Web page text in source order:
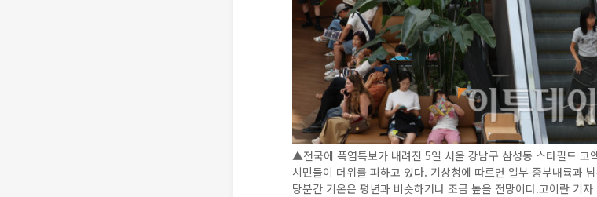
▲전국에 폭염특보가 내려진 5일 서울 강남구 삼성동 스타필드 코
시민들이 더위를 피하고 있다. 기상청에 따르면 일부 중부내륙과
당분간 기온은 평년과 비슷하거나 조금 높을 전망이다.고이란 기